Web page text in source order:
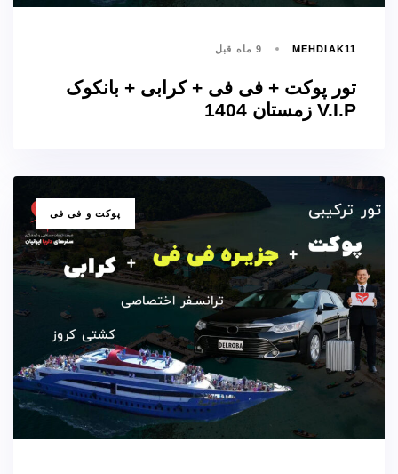
MEHDIAK11 9 ماه قبل
تور پوکت + فی فی + کرابی + بانکوک
V.I.P زمستان 1404
برچسب
ها
پوکت و فی فی